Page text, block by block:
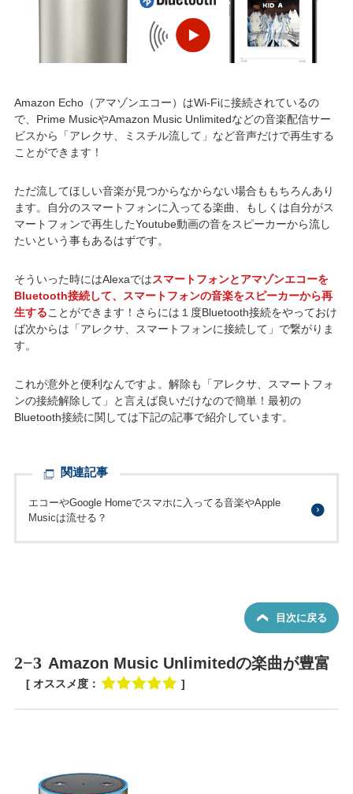
Amazon Echo（アマゾンエコー）はWi-Fiに接続されているの
で、Prime MusicやAmazon Music Unlimitedなどの音楽配信サー
ビスから「アレクサ、ミスチル流して」など音声だけで再生する
ことができます！
ただ流してほしい音楽が見つからなからない場合ももちろんあり
ます。自分のスマートフォンに入ってる楽曲、もしくは自分がス
マートフォンで再生したYoutube動画の音をスピーカーから流し
たいという事もあるはずです。
そういった時にはAlexaではスマートフォンとアマゾンエコーを
Bluetooth接続して、スマートフォンの音楽をスピーカーから再
生することができます！さらには１度Bluetooth接続をやっておけ
ば次からは「アレクサ、スマートフォンに接続して」で繋がりま
す。
これが意外と便利なんですよ。解除も「アレクサ、スマートフォ
ンの接続解除して」と言えば良いだけなので簡単！最初の
Bluetooth接続に関しては下記の記事で紹介しています。
関連記事
エコーやGoogle Homeでスマホに入ってる音楽やApple
Musicは流せる？
目次に戻る
2−3 Amazon Music Unlimitedの楽曲が豊富
[ オススメ度： ]